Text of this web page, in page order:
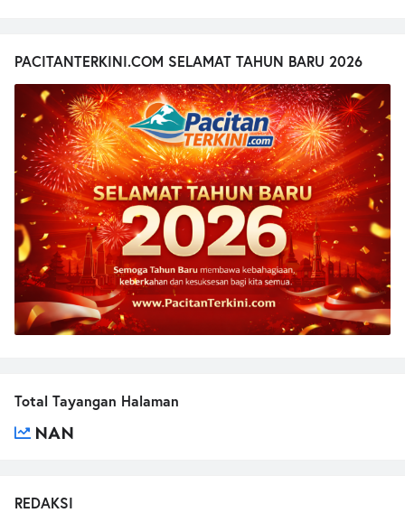
PACITANTERKINI.COM SELAMAT TAHUN BARU 2026
Total Tayangan Halaman
NAN
REDAKSI